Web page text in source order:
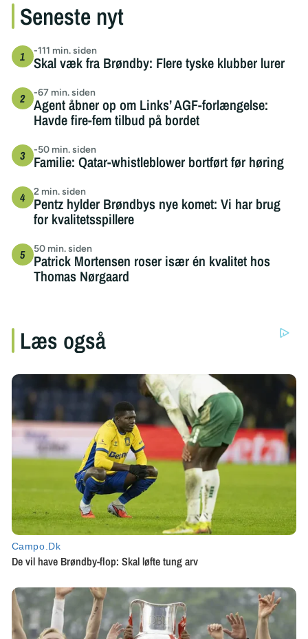
Seneste nyt
-111 min. siden
Skal væk fra Brøndby: Flere tyske klubber lurer
-67 min. siden
Agent åbner op om Links’ AGF-forlængelse:
Havde fire-fem tilbud på bordet
-50 min. siden
Familie: Qatar-whistleblower bortført før høring
2 min. siden
Pentz hylder Brøndbys nye komet: Vi har brug
for kvalitetsspillere
50 min. siden
Patrick Mortensen roser især én kvalitet hos
Thomas Nørgaard